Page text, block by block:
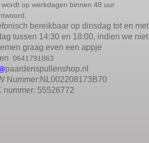
wordt op werkdagen binnen 48 uur
bereikbaar op dinsdag tot en met
tussen 14:30 en 18:00, indien we niet
graag even een appje
0641791863
paardenspullenshop.nl
Nummer:NL002208173B70
nummer: 55526772